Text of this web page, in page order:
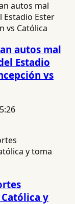
autos mal
Estadio
vs
y